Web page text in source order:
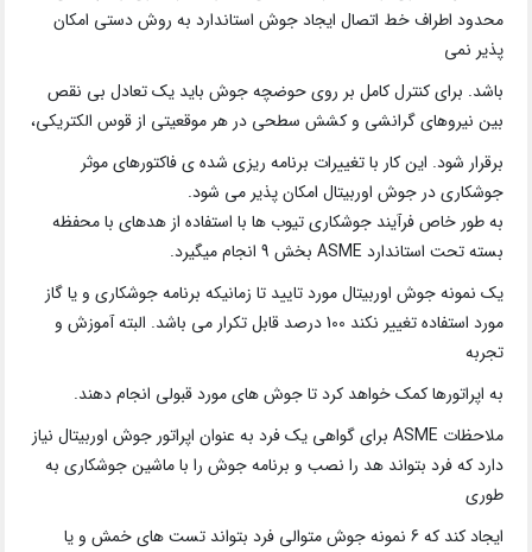
محدود اطراف خط اتصال ایجاد جوش استاندارد به روش دستی امکان
پذیر نمی
باشد. برای کنترل کامل بر روی حوضچه جوش باید یک تعادل بی نقص
بین نیروهای گرانشی و کشش سطحی در هر موقعیتی از قوس الکتریکی،
برقرار شود. این کار با تغییرات برنامه ریزی شده ی فاکتورهای موثر
جوشکاری در جوش اوربیتال امکان پذیر می شود.
به طور خاص فرآیند جوشکاری تیوب ها با استفاده از هدهای با محفظه
بسته تحت استاندارد ASME بخش 9 انجام میگیرد.
یک نمونه جوش اوربیتال مورد تایید تا زمانیکه برنامه جوشکاری و یا گاز
مورد استفاده تغییر نکند 100 درصد قابل تکرار می باشد. البته آموزش و
تجربه
به اپراتورها کمک خواهد کرد تا جوش های مورد قبولی انجام دهند.
ملاحظات ASME برای گواهی یک فرد به عنوان اپراتور جوش اوربیتال نیاز
دارد که فرد بتواند هد را نصب و برنامه جوش را با ماشین جوشکاری به
طوری
ایجاد کند که 6 نمونه جوش متوالی فرد بتواند تست های خمش و یا